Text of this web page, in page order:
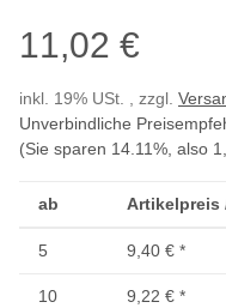
11,02 €
inkl. 19% USt. , zzgl.
Unverbindliche
(Sie sparen 14.11% , also
ab Artikelpreis
5 9,40 € *
10 9,22 € *